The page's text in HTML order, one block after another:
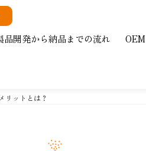
品開発から納品までの流れ OEM
リットとは？